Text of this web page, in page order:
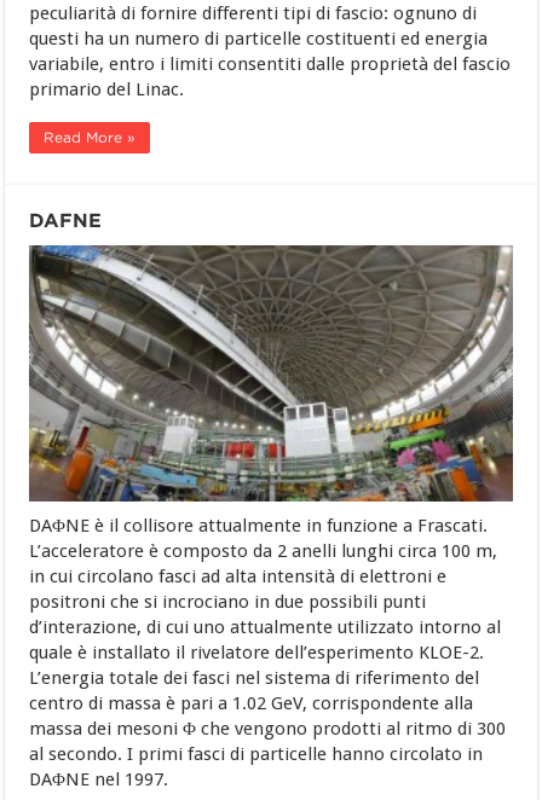
peculiarità di fornire differenti tipi di fascio: ognuno di
questi ha un numero di particelle costituenti ed energia
variabile, entro i limiti consentiti dalle proprietà del fascio
primario del Linac.
Read More »
DAFNE
DAΦNE è il collisore attualmente in funzione a Frascati.
L’acceleratore è composto da 2 anelli lunghi circa 100 m,
in cui circolano fasci ad alta intensità di elettroni e
positroni che si incrociano in due possibili punti
d’interazione, di cui uno attualmente utilizzato intorno al
quale è installato il rivelatore dell’esperimento KLOE-2.
L’energia totale dei fasci nel sistema di riferimento del
centro di massa è pari a 1.02 GeV, corrispondente alla
massa dei mesoni Φ che vengono prodotti al ritmo di 300
al secondo. I primi fasci di particelle hanno circolato in
DAΦNE nel 1997.